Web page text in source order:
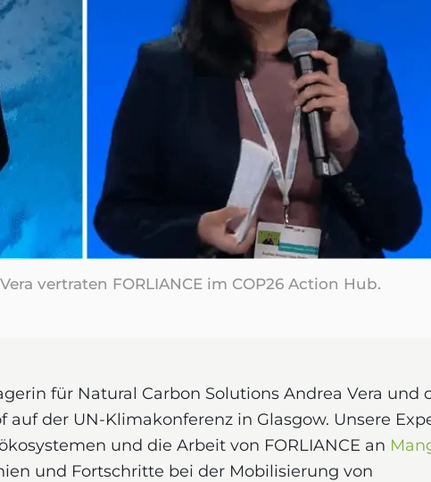
vertraten FORLIANCE im COP26 Action Hub.
für Natural Carbon Solutions Andrea Vera und
der UN-Klimakonferenz in Glasgow. Unsere
und die Arbeit von FORLIANCE an
und Fortschritte bei der Mobilisierung von